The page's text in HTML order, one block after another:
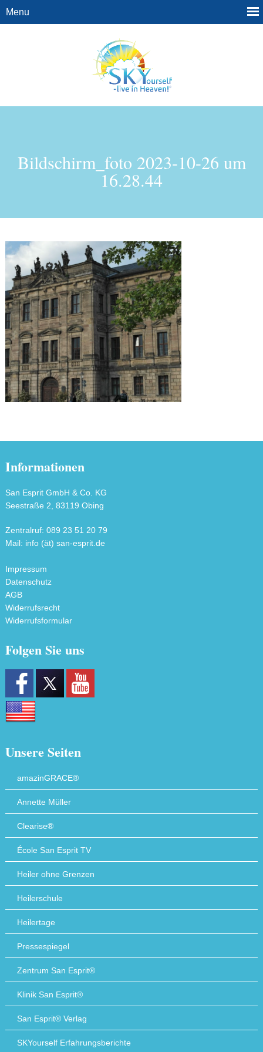
Bildschirm_foto 2023-10-26 um
16.28.44
Informationen
San Esprit GmbH & Co. KG
Seestraße 2, 83119 Obing
Zentralruf: 089 23 51 20 79
Mail: info (ät) san-esprit.de
Impressum
Datenschutz
AGB
Widerrufsrecht
Widerrufsformular
Folgen Sie uns
Unsere Seiten
amazinGRACE®
Annette Müller
Clearise®
École San Esprit TV
Heiler ohne Grenzen
Heilerschule
Heilertage
Pressespiegel
Zentrum San Esprit®
Klinik San Esprit®
San Esprit® Verlag
SKYourself Erfahrungsberichte